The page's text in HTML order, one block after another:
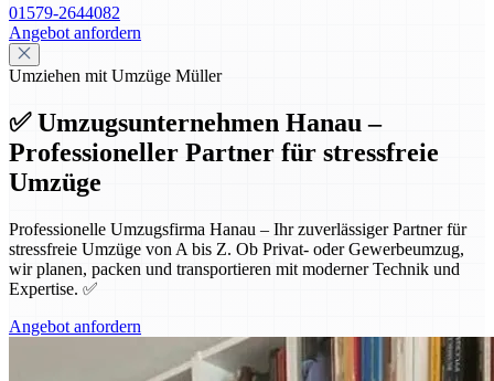
01579-2644082
Angebot anfordern
Umziehen mit Umzüge Müller
✅ Umzugsunternehmen Hanau –
Professioneller Partner für stressfreie
Umzüge
Professionelle Umzugsfirma Hanau – Ihr zuverlässiger Partner für
stressfreie Umzüge von A bis Z. Ob Privat- oder Gewerbeumzug,
wir planen, packen und transportieren mit moderner Technik und
Expertise. ✅
Angebot anfordern